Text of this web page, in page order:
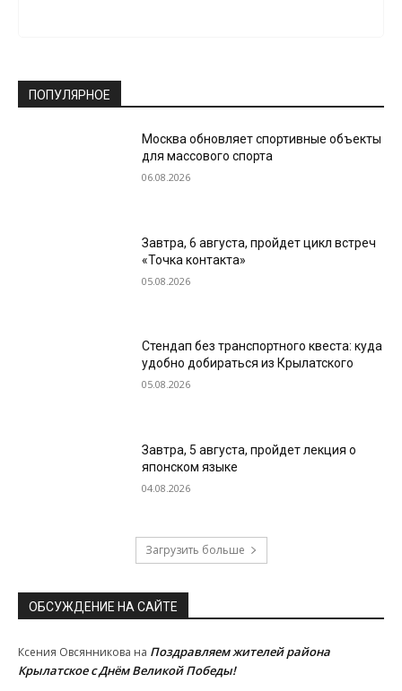
ПОПУЛЯРНОЕ
Москва обновляет спортивные объекты
для массового спорта
06.08.2026
Завтра, 6 августа, пройдет цикл встреч
«Точка контакта»
05.08.2026
Стендап без транспортного квеста: куда
удобно добираться из Крылатского
05.08.2026
Завтра, 5 августа, пройдет лекция о
японском языке
04.08.2026
Загрузить больше
ОБСУЖДЕНИЕ НА САЙТЕ
Ксения Овсянникова на Поздравляем жителей района
Крылатское с Днём Великой Победы!